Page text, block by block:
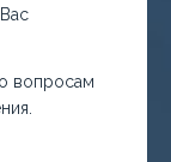
вопросам